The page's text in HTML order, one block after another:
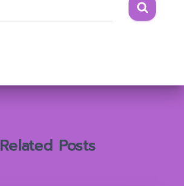
Related Posts